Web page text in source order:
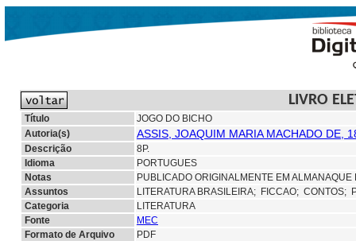
LIVRO
Título
JOGO DO BICHO
Autoria(s)
ASSIS, JOAQUIM MARIA MACHADO DE,
Descrição
8P.
Idioma
PORTUGUES
Notas
PUBLICADO ORIGINALMENTE EM
Assuntos
LITERATURA BRASILEIRA; FICCAO; CONTOS;
Categoria
LITERATURA
Fonte
MEC
Formato de Arquivo
PDF